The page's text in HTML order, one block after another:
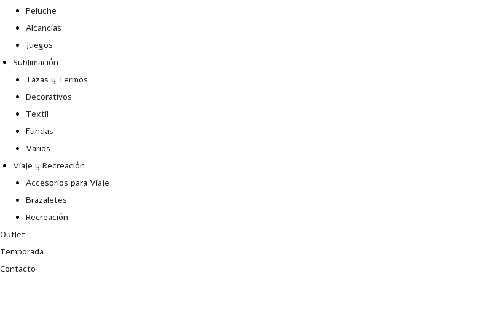
Peluche
Alcancias
Juegos
Sublimación
Tazas y Termos
Decorativos
Textil
Fundas
Varios
Viaje y Recreación
Accesorios para Viaje
Brazaletes
Recreación
Outlet
Temporada
Contacto